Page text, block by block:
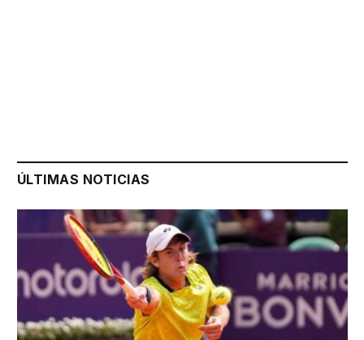
ÚLTIMAS NOTICIAS